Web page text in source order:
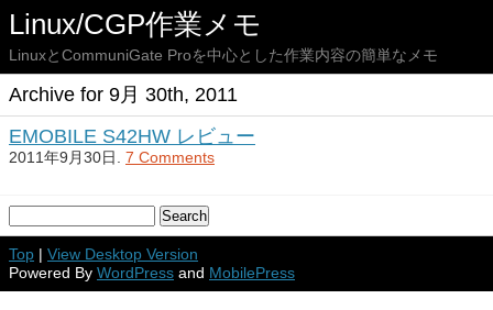
Linux/CGP作業メモ
LinuxとCommuniGate Proを中心とした作業内容の簡単なメモ
Archive for 9月 30th, 2011
EMOBILE S42HW レビュー
2011年9月30日. 7 Comments
Top | View Desktop Version
Powered By WordPress and MobilePress